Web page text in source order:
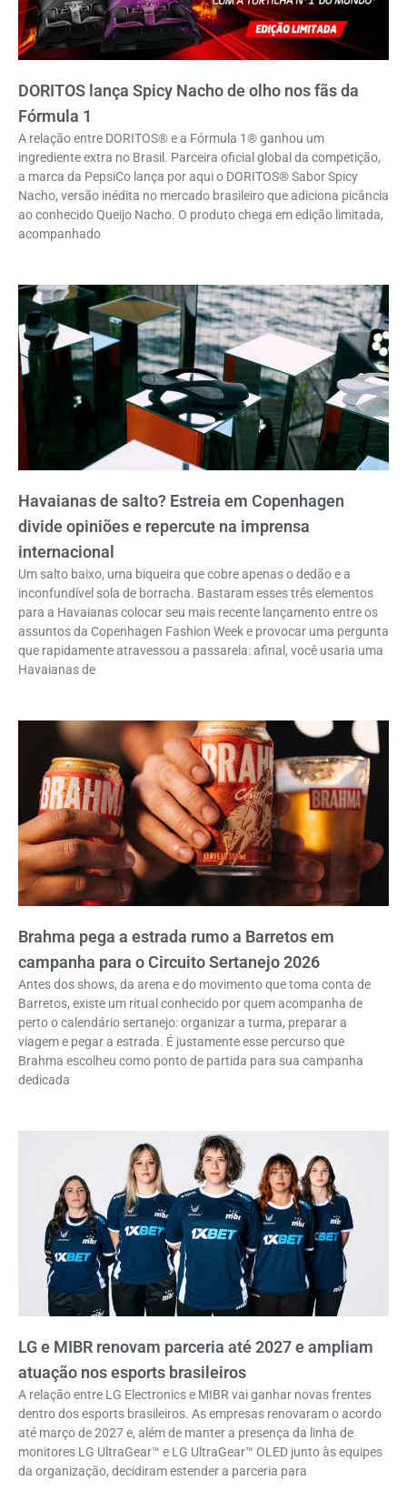
DORITOS lança Spicy Nacho de olho nos fãs da
Fórmula 1
A relação entre DORITOS® e a Fórmula 1® ganhou um
ingrediente extra no Brasil. Parceira oficial global da competição,
a marca da PepsiCo lança por aqui o DORITOS® Sabor Spicy
Nacho, versão inédita no mercado brasileiro que adiciona picância
ao conhecido Queijo Nacho. O produto chega em edição limitada,
acompanhado
Havaianas de salto? Estreia em Copenhagen
divide opiniões e repercute na imprensa
internacional
Um salto baixo, uma biqueira que cobre apenas o dedão e a
inconfundível sola de borracha. Bastaram esses três elementos
para a Havaianas colocar seu mais recente lançamento entre os
assuntos da Copenhagen Fashion Week e provocar uma pergunta
que rapidamente atravessou a passarela: afinal, você usaria uma
Havaianas de
Brahma pega a estrada rumo a Barretos em
campanha para o Circuito Sertanejo 2026
Antes dos shows, da arena e do movimento que toma conta de
Barretos, existe um ritual conhecido por quem acompanha de
perto o calendário sertanejo: organizar a turma, preparar a
viagem e pegar a estrada. É justamente esse percurso que
Brahma escolheu como ponto de partida para sua campanha
dedicada
LG e MIBR renovam parceria até 2027 e ampliam
atuação nos esports brasileiros
A relação entre LG Electronics e MIBR vai ganhar novas frentes
dentro dos esports brasileiros. As empresas renovaram o acordo
até março de 2027 e, além de manter a presença da linha de
monitores LG UltraGear™ e LG UltraGear™ OLED junto às equipes
da organização, decidiram estender a parceria para